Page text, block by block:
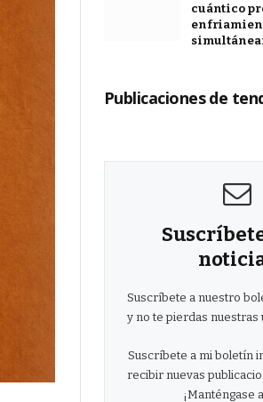
cuántico
Publicaciones de
Suscríbete a nuestro
y no te pierdas nuestras
Suscríbete a mi boletín
recibir nuevas
¡Manténgase